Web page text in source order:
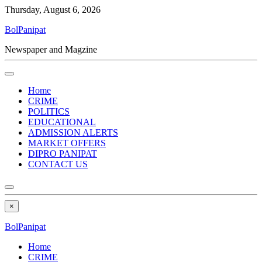
Thursday, August 6, 2026
BolPanipat
Newspaper and Magzine
Home
CRIME
POLITICS
EDUCATIONAL
ADMISSION ALERTS
MARKET OFFERS
DIPRO PANIPAT
CONTACT US
×
BolPanipat
Home
CRIME